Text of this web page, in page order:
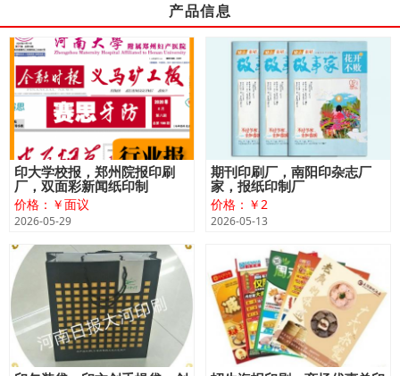
产品信息
印大学校报，郑州院报印刷
厂，双面彩新闻纸印制
价格：￥面议
2026-05-29
期刊印刷厂，南阳印杂志厂
家，报纸印制厂
价格：￥2
2026-05-13